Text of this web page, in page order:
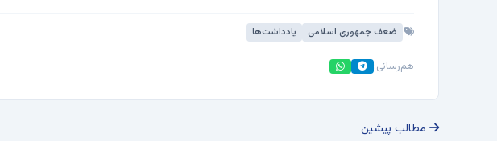
ضعف جمهوری اسلامی یادداشت‌ها
هم‌رسانی:
مطالب پیشین